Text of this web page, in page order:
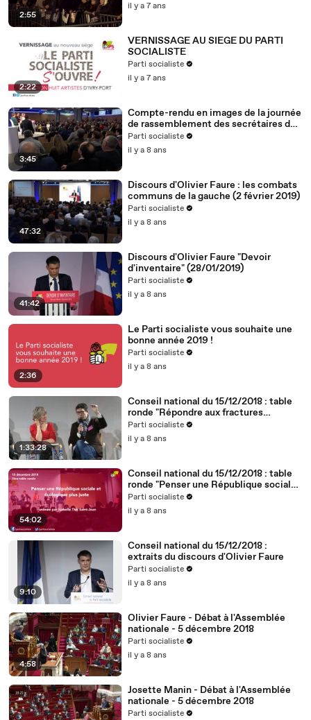
2:55
il y a 7 ans
2:22
VERNISSAGE AU SIEGE DU PARTI
SOCIALISTE
Parti socialiste
il y a 7 ans
3:45
Compte-rendu en images de la journée
de rassemblement des secrétaires de
section (2.2.19)
Parti socialiste
il y a 8 ans
47:32
Discours d'Olivier Faure : les combats
communs de la gauche (2 février 2019)
Parti socialiste
il y a 8 ans
41:42
Discours d'Olivier Faure "Devoir
d'inventaire" (28/01/2019)
Parti socialiste
il y a 8 ans
2:36
Le Parti socialiste vous souhaite une
bonne année 2019 !
Parti socialiste
il y a 8 ans
1:33:28
Conseil national du 15/12/2018 : table
ronde "Répondre aux fractures
territoriales, républicaines et
démocratiques"
Parti socialiste
il y a 8 ans
54:02
Conseil national du 15/12/2018 : table
ronde "Penser une République sociale
et écologique plus juste"
Parti socialiste
il y a 8 ans
9:10
Conseil national du 15/12/2018 :
extraits du discours d'Olivier Faure
Parti socialiste
il y a 8 ans
4:58
Olivier Faure - Débat à l'Assemblée
nationale - 5 décembre 2018
Parti socialiste
il y a 8 ans
Josette Manin - Débat à l'Assemblée
nationale - 5 décembre 2018
Parti socialiste